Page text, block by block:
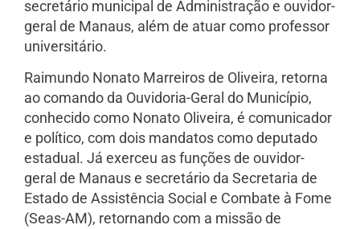
secretário municipal de Administração e ouvidor-
geral de Manaus, além de atuar como professor
universitário.
Raimundo Nonato Marreiros de Oliveira, retorna
ao comando da Ouvidoria-Geral do Município,
conhecido como Nonato Oliveira, é comunicador
e político, com dois mandatos como deputado
estadual. Já exerceu as funções de ouvidor-
geral de Manaus e secretário da Secretaria de
Estado de Assistência Social e Combate à Fome
(Seas-AM), retornando com a missão de